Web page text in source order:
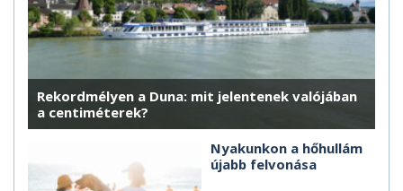
Rekordmélyen a Duna: mit jelentenek valójában
a centiméterek?
Nyakunkon a hőhullám
újabb felvonása